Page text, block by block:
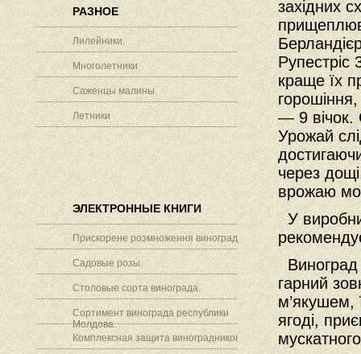
РАЗНОЕ
Лилейники.
Многолетники
Саженцы малины.
Летники
ЭЛЕКТРОННЫЕ КНИГИ
Прискорене розмноження винограду.
Садовые розы.
Столовые сорта винограда.
Сортимент винограда республики
Молдова.
Комплексная защита виноградников.
західних
Рупестріс
краще їх
— 9 вічок.
Урожай
через
врожаю
У
Виноград
гарний
м’якушем,
ягоді,